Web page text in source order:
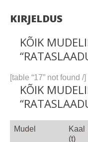
KIRJELDUS
KÕIK
[table “17” not found /]
KÕIK
Mudel
Kaal
(t)